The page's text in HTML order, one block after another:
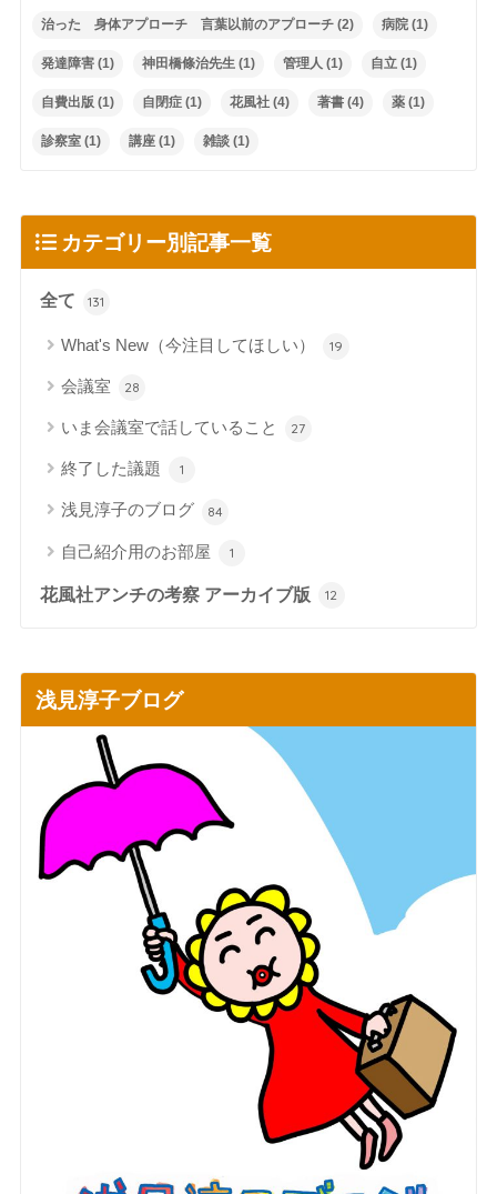
治った 身体アプローチ 言葉以前のアプローチ(2) 病院(1)
発達障害(1) 神田橋條治先生(1) 管理人 (1) 自立(1)
自費出版 (1) 自閉症(1) 花風社(4) 著書(4) 薬(1)
診察室(1) 講座(1) 雑談(1)
カテゴリー別記事一覧
全て 131
What's New（今注目してほしい） 19
会議室 28
いま会議室で話していること 27
終了した議題 1
浅見淳子のブログ 84
自己紹介用のお部屋 1
花風社アンチの考察 アーカイブ版 12
浅見淳子ブログ